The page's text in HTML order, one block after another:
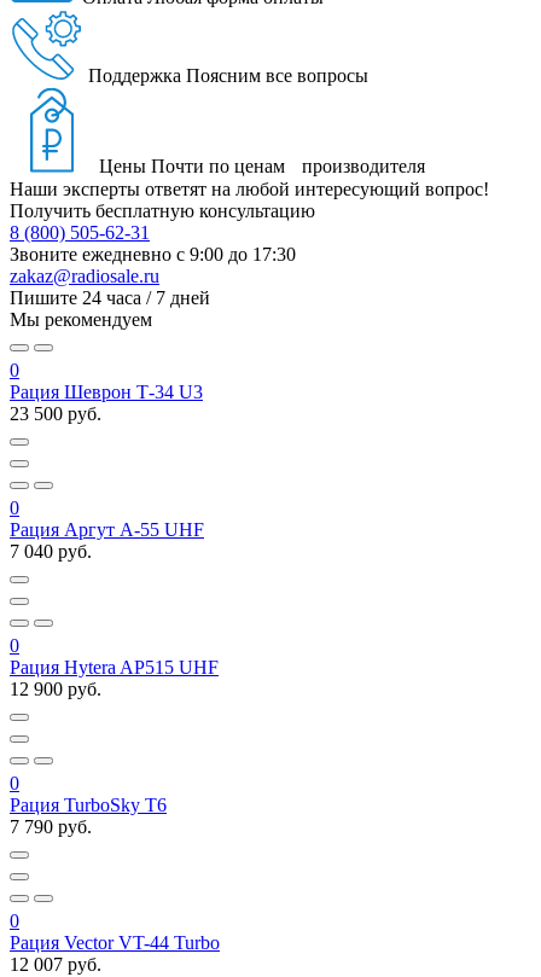
Поддержка Поясним все вопросы
Цены Почти по ценам производителя
Наши эксперты ответят на любой интересующий вопрос!
Получить бесплатную консультацию
8 (800) 505-62-31
Звоните ежедневно с 9:00 до 17:30
zakaz@radiosale.ru
Пишите 24 часа / 7 дней
Мы рекомендуем
0
Рация Шеврон Т-34 U3
23 500 руб.
0
Рация Аргут А-55 UHF
7 040 руб.
0
Рация Hytera AP515 UHF
12 900 руб.
0
Рация TurboSky T6
7 790 руб.
0
Рация Vector VT-44 Turbo
12 007 руб.